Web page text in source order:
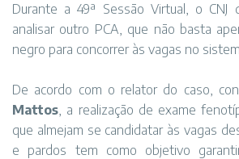
Durante a 49ª Sessão Virtual, o CNJ
analisar outro PCA, que não basta
negro para concorrer às vagas no
De acordo com o relator do caso,
Mattos, a realização de exame
que almejam se candidatar às vagas
e pardos tem como objetivo